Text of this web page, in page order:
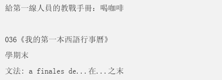
給第一線人員的教戰手冊：喝咖啡
036《我的第一本西語行事曆》
學期末
文法: a finales de...在...之末